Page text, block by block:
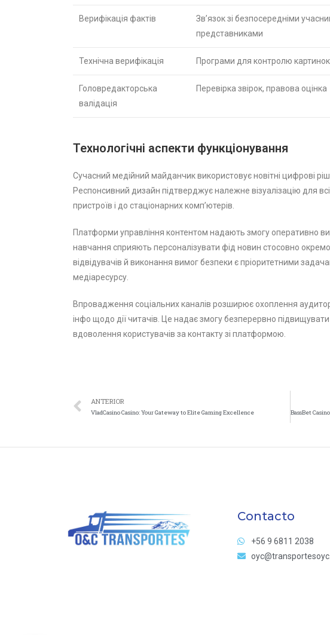
Верифікація фактів
Зв’язок зі безпосередніми
представниками
Технічна верифікація Програми для контролю картинок
Головредакторська
валідація
Перевірка звірок, правова оцінка
Технологічні аспекти функціонування
Сучасний медійний майданчик використовує новітні цифрові
Респонсивний дизайн підтверджує належне візуалізацію для
пристроїв і до стаціонарних комп’ютерів.
Платформи управління контентом надають змогу оперативно
навчання сприяють персоналізувати фід новин стосовно
відвідувачів й виконання вимог безпеки є пріоритетними
медіаресурсу.
Впровадження соціальних каналів розширює охоплення
інфо щодо дії читачів. Це надає змогу безперервно підвищувати
вдоволення користувачів за контакту зі платформою.
ANTERIOR
VladCasino Casino: Your Gateway to Elite Gaming Excellence
Contacto
+56 9 6811 2038